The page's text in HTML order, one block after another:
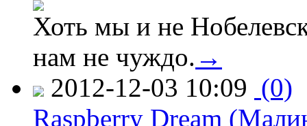
Хоть мы и не
нам не чуждо. →
2012-12-03 10:09 (0)
Raspberry Dream